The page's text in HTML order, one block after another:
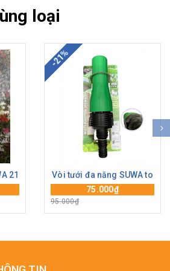
loại
21
-21%
Vòi tưới đa năng SUWA to
75.000₫
95.000₫